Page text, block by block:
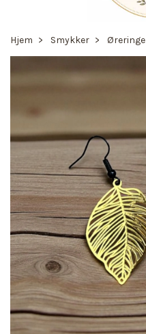
Hjem Smykker Øreringe